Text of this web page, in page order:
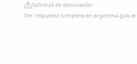
Solicitud de eliminación
Ver respuesta completa en argentina.gob.ar